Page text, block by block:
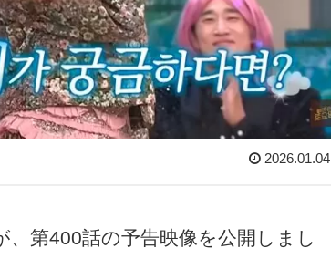
2026.01.04
第400話の予告映像を公開しまし